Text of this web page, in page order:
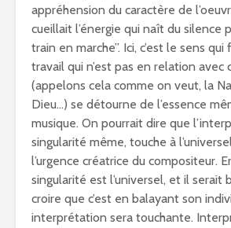
appréhension du caractère de
cueillait l’énergie qui naît du silence
train en marche”. Ici, c’est le sens
travail qui n’est pas en relation avec
(appelons cela comme on veut, la
Dieu…) se détourne de l’essence
musique. On pourrait dire que
singularité même, touche à
l’urgence créatrice du compositeur.
singularité est l’universel, et il serait
croire que c’est en balayant son
interprétation sera touchante.